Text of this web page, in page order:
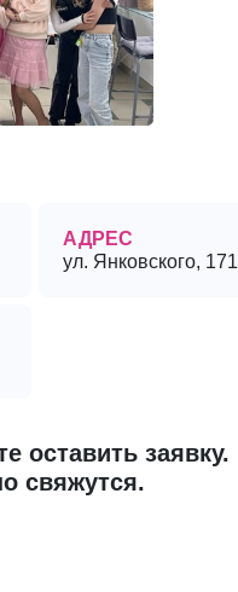
АДРЕС
ул. Янковского, 171
оставить заявку.
свяжутся.